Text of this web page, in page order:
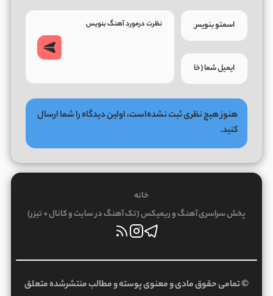
هنوز هیچ نظری ثبت نشده‌است، اولین دیدگاه را شما ارسال
کنید.
خانه
پخش سراسری آهنگ و ریمیکس (تک آهنگ در سایت و کانال + تیزر)
© تمامی حقوق مادی و معنوی پوسته و مطالب منتشرشده متعلق